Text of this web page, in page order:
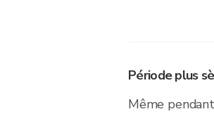
Période plus
Même